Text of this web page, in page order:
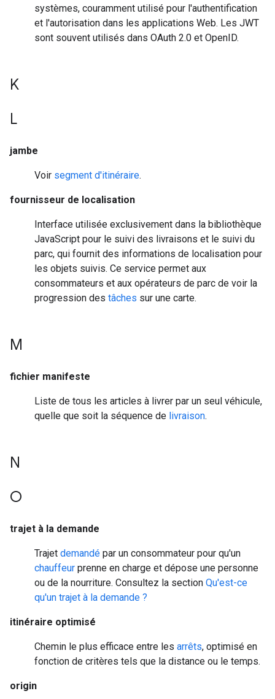
systèmes, couramment utilisé pour l'authentification
et l'autorisation dans les applications Web. Les JWT
sont souvent utilisés dans OAuth 2.0 et OpenID.
K
L
jambe
Voir segment d'itinéraire.
fournisseur de localisation
Interface utilisée exclusivement dans la bibliothèque
JavaScript pour le suivi des livraisons et le suivi du
parc, qui fournit des informations de localisation pour
les objets suivis. Ce service permet aux
consommateurs et aux opérateurs de parc de voir la
progression des tâches sur une carte.
M
fichier manifeste
Liste de tous les articles à livrer par un seul véhicule,
quelle que soit la séquence de livraison.
N
O
trajet à la demande
Trajet demandé par un consommateur pour qu'un
chauffeur prenne en charge et dépose une personne
ou de la nourriture. Consultez la section Qu'est-ce
qu'un trajet à la demande ?
itinéraire optimisé
Chemin le plus efficace entre les arrêts, optimisé en
fonction de critères tels que la distance ou le temps.
origin